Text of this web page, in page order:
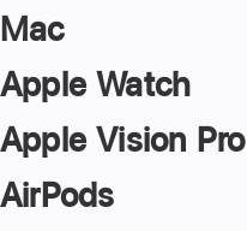
Mac
Apple Watch
Apple Vision Pro
AirPods